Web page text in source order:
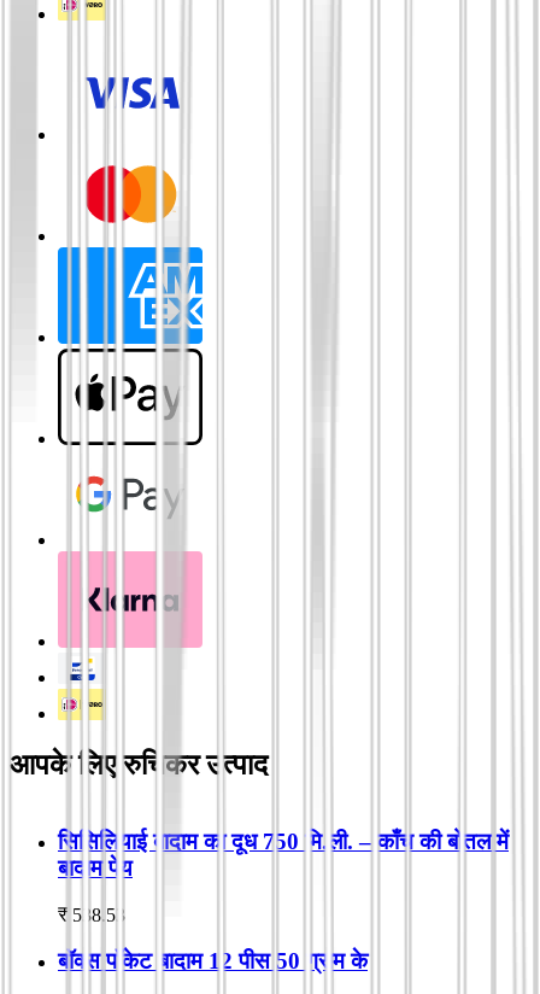
आपके लिए रुचिकर उत्पाद
सिसिलियाई बादाम का दूध 750 मि.ली. – काँच की बोतल में
बादाम पेय
₹ 538.53
बॉक्स पॉकेट बादाम 12 पीस 50 ग्राम के